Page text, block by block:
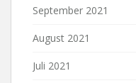
September 2021
August 2021
Juli 2021